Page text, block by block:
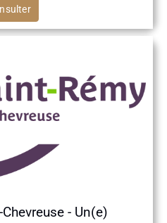
- Un(e)